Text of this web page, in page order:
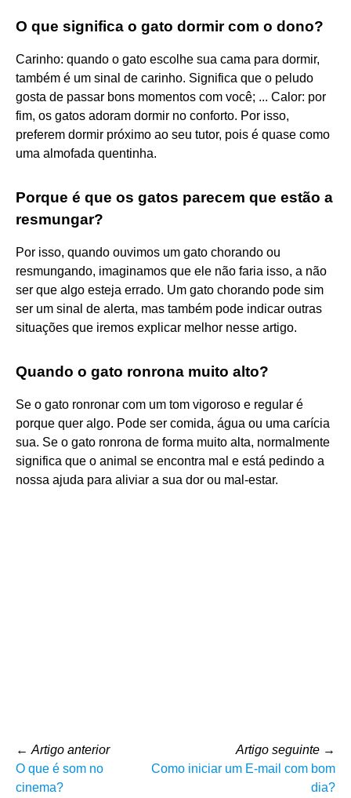
O que significa o gato dormir com o dono?
Carinho: quando o gato escolhe sua cama para dormir,
também é um sinal de carinho. Significa que o peludo
gosta de passar bons momentos com você; ... Calor: por
fim, os gatos adoram dormir no conforto. Por isso,
preferem dormir próximo ao seu tutor, pois é quase como
uma almofada quentinha.
Porque é que os gatos parecem que estão a
resmungar?
Por isso, quando ouvimos um gato chorando ou
resmungando, imaginamos que ele não faria isso, a não
ser que algo esteja errado. Um gato chorando pode sim
ser um sinal de alerta, mas também pode indicar outras
situações que iremos explicar melhor nesse artigo.
Quando o gato ronrona muito alto?
Se o gato ronronar com um tom vigoroso e regular é
porque quer algo. Pode ser comida, água ou uma carícia
sua. Se o gato ronrona de forma muito alta, normalmente
significa que o animal se encontra mal e está pedindo a
nossa ajuda para aliviar a sua dor ou mal-estar.
← Artigo anterior
O que é som no
cinema?
Artigo seguinte →
Como iniciar um E-mail com bom
dia?